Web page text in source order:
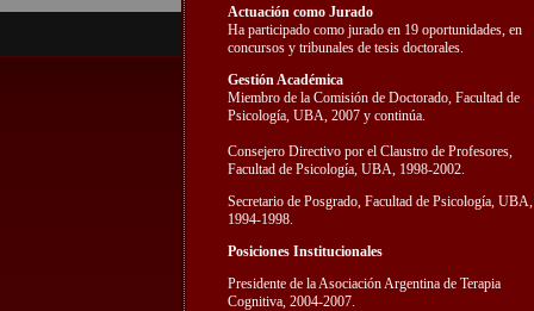
Actuación como Jurado
Ha participado como jurado en 19 oportunidades, en
concursos y tribunales de tesis doctorales.
Gestión Académica
Miembro de la Comisión de Doctorado, Facultad de
Psicología, UBA, 2007 y continúa.
Consejero Directivo por el Claustro de Profesores,
Facultad de Psicología, UBA, 1998-2002.
Secretario de Posgrado, Facultad de Psicología, UBA,
1994-1998.
Posiciones Institucionales
Presidente de la Asociación Argentina de Terapia
Cognitiva, 2004-2007.